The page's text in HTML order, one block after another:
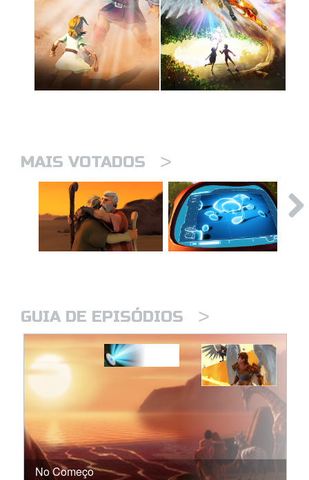
MAIS VOTADOS >
GUIA DE EPISÓDIOS >
No Começo